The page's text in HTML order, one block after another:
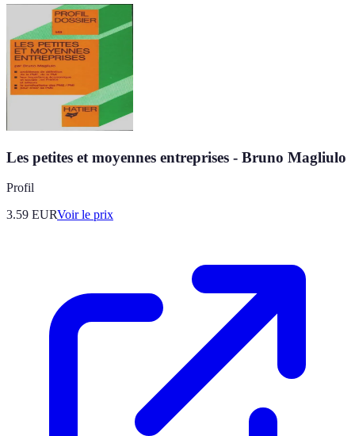
Les petites et moyennes entreprises - Bruno Magliulo
Profil
3.59 EURVoir le prix